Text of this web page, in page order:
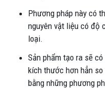
Phương pháp này có
nguyên vật liệu có độ
loại.
Sản phẩm tạo ra sẽ
kích thước hơn hẳn
bằng những phương